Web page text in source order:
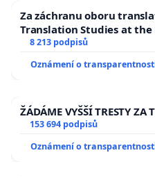
Za záchranu oboru
Translation Studies at
University
8 213 podpisů
Oznámení o
ŽÁDÁME VYŠŠÍ TRESTY ZA
153 694 podpisů
Oznámení o